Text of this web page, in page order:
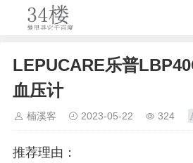
LEPUCARE乐普
血压计
楠溪客 2023-05-22 324
推荐理由：